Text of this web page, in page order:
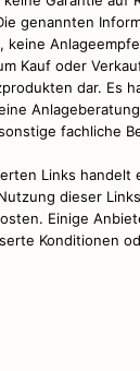
genannten
keine
Kauf oder
dar. Es
fachliche
Links handelt
dieser
Einige
Konditionen